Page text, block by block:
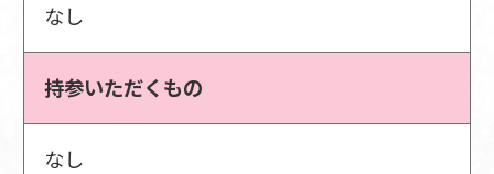
なし
持参いただくもの
なし